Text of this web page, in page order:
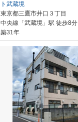
ト武蔵境
東京都三鷹市井口３丁目
中央線「武蔵境」駅 徒歩8分
築31年